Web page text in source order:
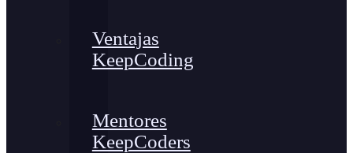
Ventajas
KeepCoding
Mentores
KeepCoders